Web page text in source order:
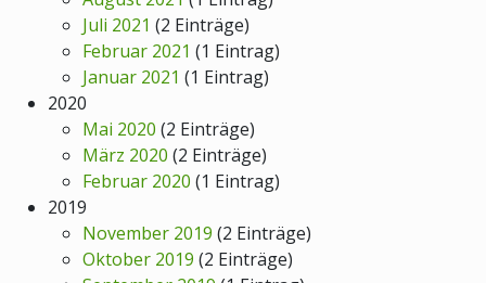
Juli 2021 (2 Einträge)
Februar 2021 (1 Eintrag)
Januar 2021 (1 Eintrag)
2020
Mai 2020 (2 Einträge)
März 2020 (2 Einträge)
Februar 2020 (1 Eintrag)
2019
November 2019 (2 Einträge)
Oktober 2019 (2 Einträge)